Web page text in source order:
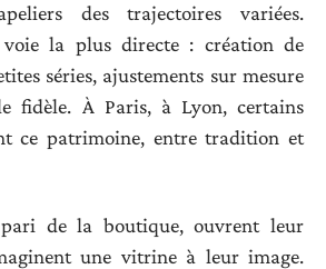
des trajectoires variées.
voie la plus directe : création de
séries, ajustements sur mesure
fidèle. À Paris, à Lyon, certains
ce patrimoine, entre tradition et
de la boutique, ouvrent leur
une vitrine à leur image.